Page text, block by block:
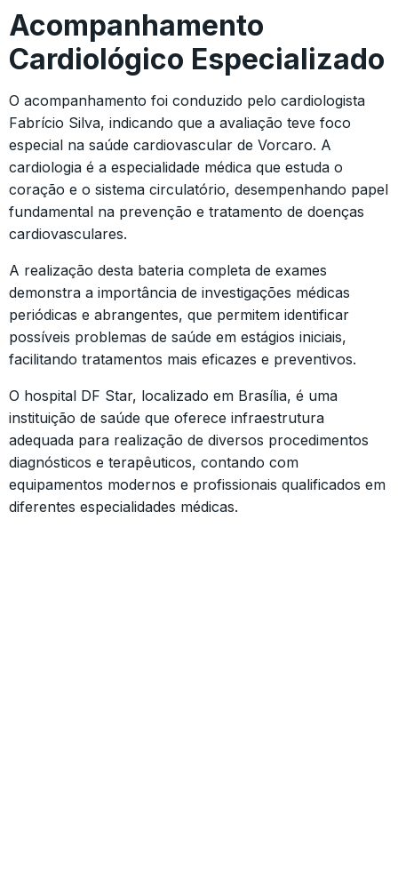
Acompanhamento
Cardiológico Especializado
O acompanhamento foi conduzido pelo cardiologista
Fabrício Silva, indicando que a avaliação teve foco
especial na saúde cardiovascular de Vorcaro. A
cardiologia é a especialidade médica que estuda o
coração e o sistema circulatório, desempenhando papel
fundamental na prevenção e tratamento de doenças
cardiovasculares.
A realização desta bateria completa de exames
demonstra a importância de investigações médicas
periódicas e abrangentes, que permitem identificar
possíveis problemas de saúde em estágios iniciais,
facilitando tratamentos mais eficazes e preventivos.
O hospital DF Star, localizado em Brasília, é uma
instituição de saúde que oferece infraestrutura
adequada para realização de diversos procedimentos
diagnósticos e terapêuticos, contando com
equipamentos modernos e profissionais qualificados em
diferentes especialidades médicas.